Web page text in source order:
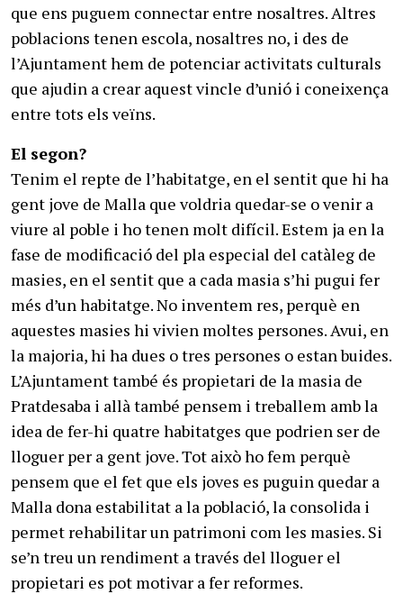
que ens puguem connectar entre nosaltres. Altres
poblacions tenen escola, nosaltres no, i des de
l’Ajuntament hem de potenciar activitats culturals
que ajudin a crear aquest vincle d’unió i coneixença
entre tots els veïns.
El segon?
Tenim el repte de l’habitatge, en el sentit que hi ha
gent jove de Malla que voldria quedar-se o venir a
viure al poble i ho tenen molt difícil. Estem ja en la
fase de modificació del pla especial del catàleg de
masies, en el sentit que a cada masia s’hi pugui fer
més d’un habitatge. No inventem res, perquè en
aquestes masies hi vivien moltes persones. Avui, en
la majoria, hi ha dues o tres persones o estan buides.
L’Ajuntament també és propietari de la masia de
Pratdesaba i allà també pensem i treballem amb la
idea de fer-hi quatre habitatges que podrien ser de
lloguer per a gent jove. Tot això ho fem perquè
pensem que el fet que els joves es puguin quedar a
Malla dona estabilitat a la població, la consolida i
permet rehabilitar un patrimoni com les masies. Si
se’n treu un rendiment a través del lloguer el
propietari es pot motivar a fer reformes.